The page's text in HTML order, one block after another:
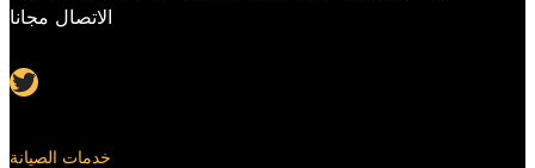
الاتصال مجانا
Twitter
خدمات الصيانة